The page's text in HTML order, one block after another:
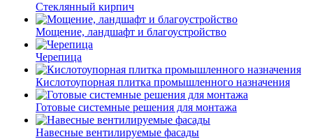
Cтеклянный кирпич
Мощение, ландшафт и благоустройство
Черепица
Кислотоупорная плитка промышленного назначения
Готовые системные решения для монтажа
Навесные вентилируемые фасады